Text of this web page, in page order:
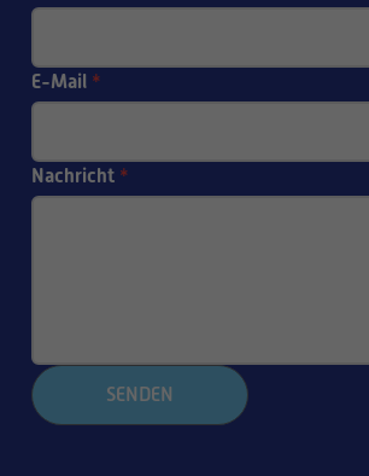
E-Mail *
Nachricht *
SENDEN